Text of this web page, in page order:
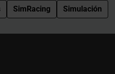
SimRacing Simulación